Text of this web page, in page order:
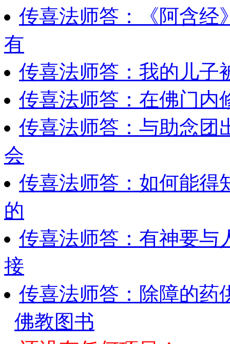
传喜法师答：《阿含经
有
传喜法师答：我的儿子
传喜法师答：在佛门内
传喜法师答：与助念团
会
传喜法师答：如何能得
的
传喜法师答：有神要与
接
传喜法师答：除障的药
佛教图书